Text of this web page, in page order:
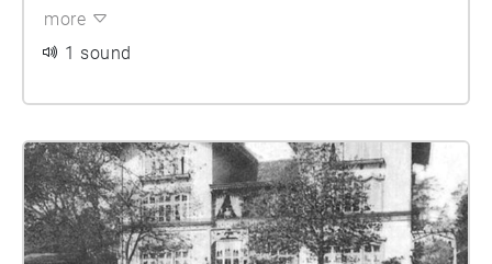
more
1 sound